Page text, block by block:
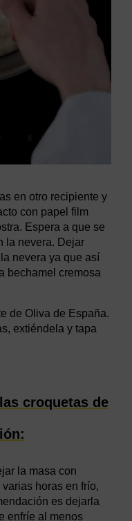
en otro recipiente y
con papel film
Espera a que se
la nevera. Dejar
nevera ya que así
bechamel cremosa
de Oliva de España.
extiéndela y tapa
croquetas de
la masa con
horas en frío,
es dejarla
enfríe al menos